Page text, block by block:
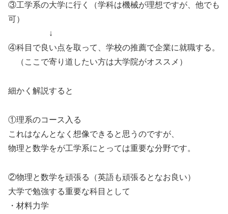
③工学系の大学に行く（学科は機械が理想ですが、他でも
可）
↓
④科目で良い点を取って、学校の推薦で企業に就職する。
（ここで寄り道したい方は大学院がオススメ）
細かく解説すると
①理系のコース入る
これはなんとなく想像できると思うのですが、
物理と数学をが工学系にとっては重要な分野です。
②物理と数学を頑張る（英語も頑張るとなお良い）
大学で勉強する重要な科目として
・材料力学